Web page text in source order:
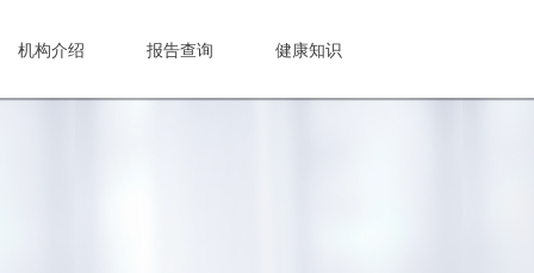
机构介绍 报告查询 健康知识